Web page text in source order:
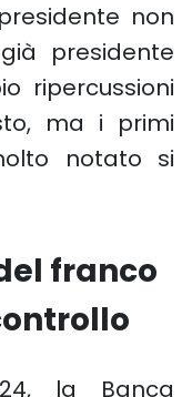
non
presidente
ripercussioni
ma i primi
notato si
franco
la Banca